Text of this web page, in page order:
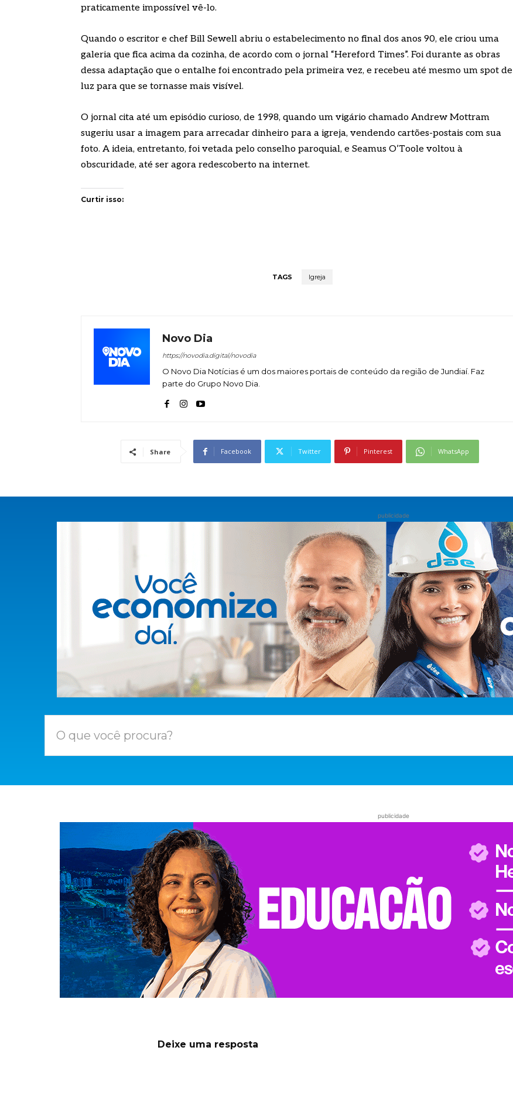
praticamente impossível vê-lo.
Quando o escritor e chef Bill Sewell abriu o estabelecimento no final dos anos 90, ele criou uma
galeria que fica acima da cozinha, de acordo com o jornal “Hereford Times”. Foi durante as obras
dessa adaptação que o entalhe foi encontrado pela primeira vez, e recebeu até mesmo um spot de
luz para que se tornasse mais visível.
O jornal cita até um episódio curioso, de 1998, quando um vigário chamado Andrew Mottram
sugeriu usar a imagem para arrecadar dinheiro para a igreja, vendendo cartões-postais com sua
foto. A ideia, entretanto, foi vetada pelo conselho paroquial, e Seamus O’Toole voltou à
obscuridade, até ser agora redescoberto na internet.
Curtir isso:
TAGS Igreja
Novo Dia
https://novodia.digital/novodia
O Novo Dia Notícias é um dos maiores portais de conteúdo da região de Jundiaí. Faz
parte do Grupo Novo Dia.
Share Facebook Twitter Pinterest WhatsApp
publicidade
O que você procura?
publicidade
Deixe uma resposta